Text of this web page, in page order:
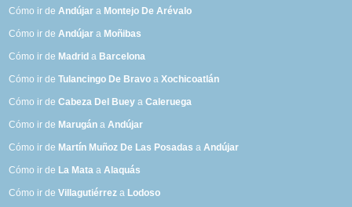
Cómo ir deAndújar a Montejo De Arévalo
Cómo ir deAndújar a Moñibas
Cómo ir de Madrid a Barcelona
Cómo ir deTulancingo De Bravo aXochicoatlán
Cómo ir deCabeza Del Buey aCaleruega
Cómo ir de Marugán aAndújar
Cómo ir de Martín Muñoz De Las Posadas aAndújar
Cómo ir de La Mata aAlaquás
Cómo ir deVillagutiérrez a Lodoso